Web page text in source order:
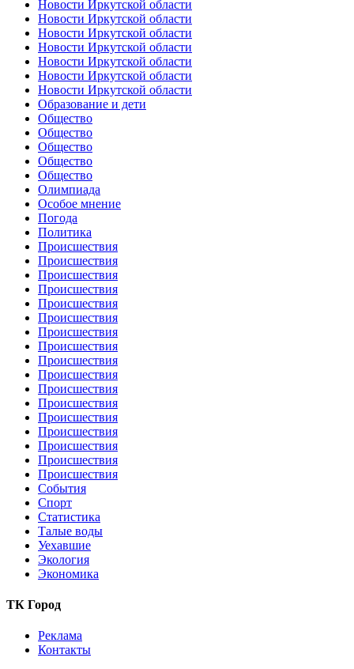
Новости Иркутской области
Новости Иркутской области
Новости Иркутской области
Новости Иркутской области
Новости Иркутской области
Новости Иркутской области
Новости Иркутской области
Образование и дети
Общество
Общество
Общество
Общество
Общество
Олимпиада
Особое мнение
Погода
Политика
Происшествия
Происшествия
Происшествия
Происшествия
Происшествия
Происшествия
Происшествия
Происшествия
Происшествия
Происшествия
Происшествия
Происшествия
Происшествия
Происшествия
Происшествия
Происшествия
Происшествия
События
Спорт
Статистика
Талые воды
Уехавшие
Экология
Экономика
ТК Город
Реклама
Контакты